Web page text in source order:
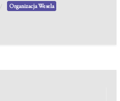
Organizacja Wesela